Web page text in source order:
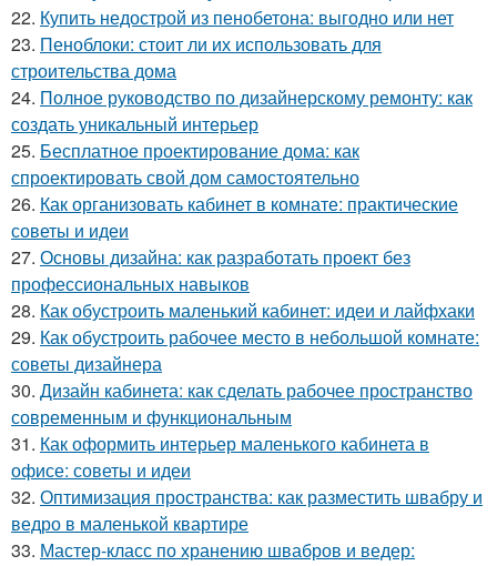
22. Купить недострой из пенобетона: выгодно или нет
23. Пеноблоки: стоит ли их использовать для
строительства дома
24. Полное руководство по дизайнерскому ремонту: как
создать уникальный интерьер
25. Бесплатное проектирование дома: как
спроектировать свой дом самостоятельно
26. Как организовать кабинет в комнате: практические
советы и идеи
27. Основы дизайна: как разработать проект без
профессиональных навыков
28. Как обустроить маленький кабинет: идеи и лайфхаки
29. Как обустроить рабочее место в небольшой комнате:
советы дизайнера
30. Дизайн кабинета: как сделать рабочее пространство
современным и функциональным
31. Как оформить интерьер маленького кабинета в
офисе: советы и идеи
32. Оптимизация пространства: как разместить швабру и
ведро в маленькой квартире
33. Мастер-класс по хранению швабров и ведер: